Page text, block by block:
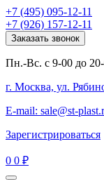
+7 (495) 095-12-11
+7 (926) 157-12-11
Заказать звонок
Пн.-Вс. с 9-00 до
г. Москва, ул.
E-mail: sale@st-
Зарегистрироваться
0 0 ₽